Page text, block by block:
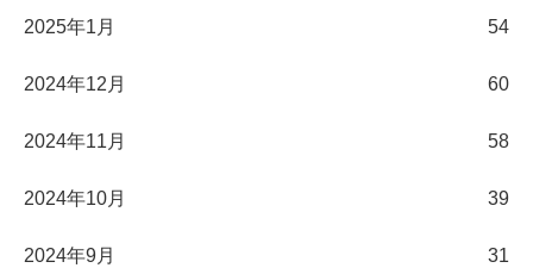
2025年1月 54
2024年12月 60
2024年11月 58
2024年10月 39
2024年9月 31